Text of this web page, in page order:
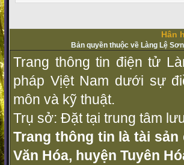
Hân
Bản quyền thuộc về Làng Lệ
Trang thông tin điện tử
pháp Vịệt Nam dưới sự
môn và kỹ thuật.
Trụ sở: Đặt tại trung tâm
Trang thông tin là tài
Văn Hóa, huyện Tuyên